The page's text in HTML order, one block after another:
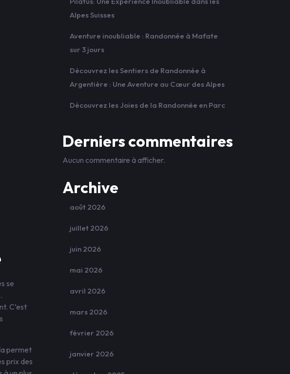
se
C’est
permet
prix des
Alpes Suisses
Aventure inoubliable : Randonnée à Mafate
sur 3 jours
Découvrez les Sentiers de Randonnée à
Argentière : Une Aventure au Cœur des Alpes
Découvrez les Joies de la Randonnée en Parc
Derniers commentaires
Aucun commentaire à afficher.
Archive
août 2026
juillet 2026
juin 2026
mai 2026
avril 2026
mars 2026
février 2026
janvier 2026